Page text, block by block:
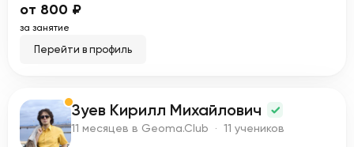
от 800 ₽
за занятие
Перейти в профиль
З Зуев Кирилл Михайлович
11 месяцев в Geoma.Club · 11 учеников